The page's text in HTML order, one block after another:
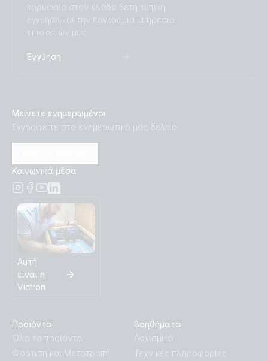
κορυφαία στον κλάδο 5ετή τυπική
εγγύηση και την παγκόσμια υπηρεσία
επισκευών μας.
Εγγύηση
Μείνετε ενημερωμένοι
Εγγραφείτε στο ενημερωτικό μας δελτίο
Κοινωνικά μέσα
Αυτή
είναι η
Victron
Προϊόντα
Όλα τα προϊόντα
Φόρτιση και Μετατροπή
Βοηθήματα
Λογισμικό
Τεχνικές πληροφορίες